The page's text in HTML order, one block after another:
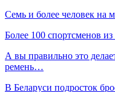
Семь и более человек на
Более 100 спортсменов
А вы правильно это
ремень…
В Беларуси подросток